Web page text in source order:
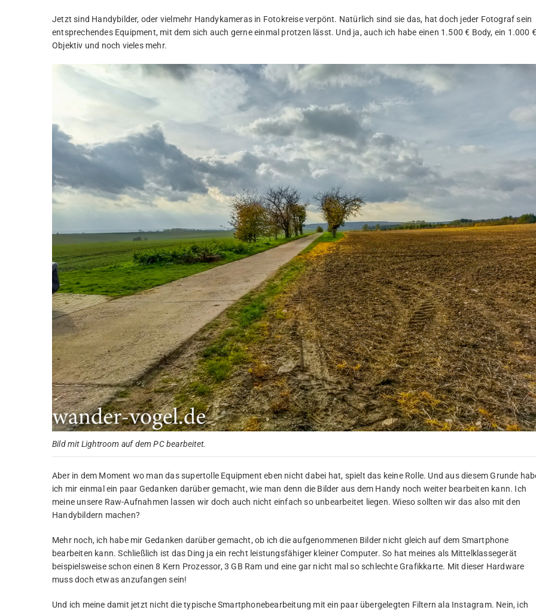
Jetzt sind Handybilder, oder vielmehr Handykameras in Fotokreise verpönt. Natürlich sind sie das, hat doch jeder Fotograf sein
entsprechendes Equipment, mit dem sich auch gerne einmal protzen lässt. Und ja, auch ich habe einen 1.500 € Body, ein 1.000
Objektiv und noch vieles mehr.
Bild mit Lightroom auf dem PC bearbeitet.
Aber in dem Moment wo man das supertolle Equipment eben nicht dabei hat, spielt das keine Rolle. Und aus diesem Grunde
ich mir einmal ein paar Gedanken darüber gemacht, wie man denn die Bilder aus dem Handy noch weiter bearbeiten kann. Ich
meine unsere Raw-Aufnahmen lassen wir doch auch nicht einfach so unbearbeitet liegen. Wieso sollten wir das also mit den
Handybildern machen?
Mehr noch, ich habe mir Gedanken darüber gemacht, ob ich die aufgenommenen Bilder nicht gleich auf dem Smartphone
bearbeiten kann. Schließlich ist das Ding ja ein recht leistungsfähiger kleiner Computer. So hat meines als Mittelklassegerät
beispielsweise schon einen 8 Kern Prozessor, 3 GB Ram und eine gar nicht mal so schlechte Grafikkarte. Mit dieser Hardware
muss doch etwas anzufangen sein!
Und ich meine damit jetzt nicht die typische Smartphonebearbeitung mit ein paar übergelegten Filtern ala Instagram. Nein, ich